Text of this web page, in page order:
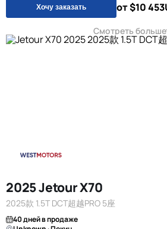
Хочу заказать от $10 453
Смотреть больше
2025 Jetour X70
2025款 1.5T DCT超越PRO 5座
40 дней в продаже